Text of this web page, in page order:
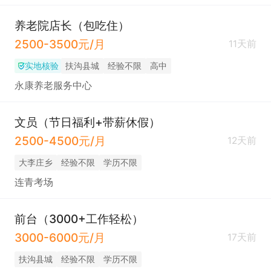
养老院店长（包吃住）
2500-3500元/月
11天前
实地核验 扶沟县城 经验不限 高中
永康养老服务中心
文员（节日福利+带薪休假）
2500-4500元/月
12天前
大李庄乡 经验不限 学历不限
连青考场
前台（3000+工作轻松）
3000-6000元/月
17天前
扶沟县城 经验不限 学历不限